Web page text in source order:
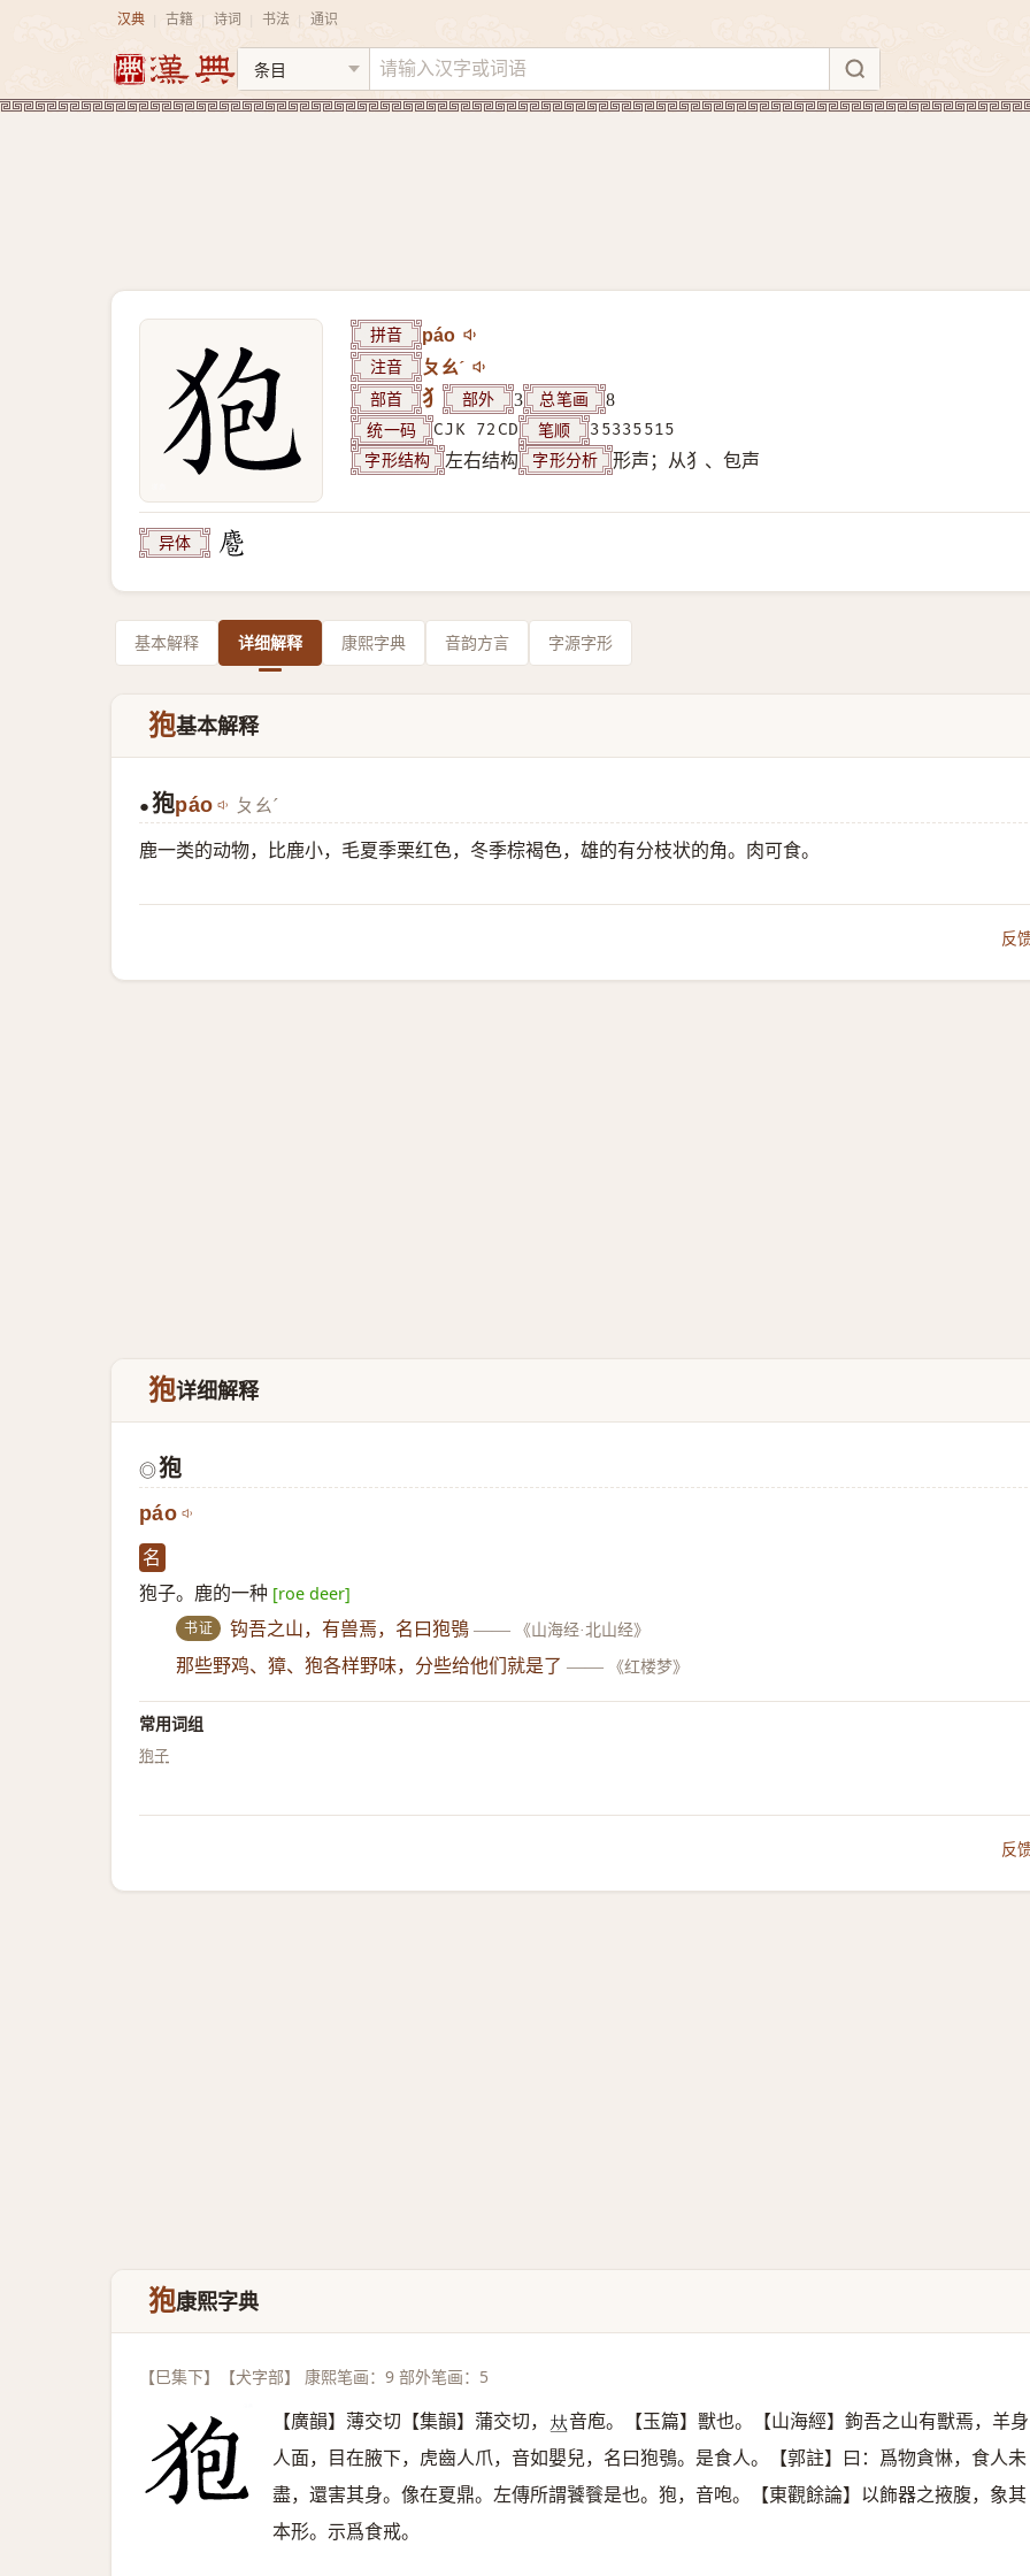
汉典 古籍 诗词 书法 通识
拼音 páo
注音 ㄆㄠˊ
部首 犭 部外 3 总笔画 8
统一码 CJK 72CD 笔顺 35335515
字形结构 左右结构 字形分析 形声；从犭、包声
异体
基本解释 详细解释 康熙字典 音韵方言 字源字形
狍基本解释
● 狍páo ㄆㄠˊ
鹿一类的动物，比鹿小，毛夏季栗红色，冬季棕褐色，雄的有分枝状的角。肉可食。
反
狍详细解释
◎狍
páo
名
狍子。鹿的一种 [roe deer]
书证 钩吾之山，有兽焉，名曰狍鴞 —— 《山海经·北山经》
那些野鸡、獐、狍各样野味，分些给他们就是了 —— 《红楼梦》
常用词组
狍子
反
狍康熙字典
【巳集下】【犬字部】 康熙笔画：9 部外笔画：5
【廣韻】薄交切【集韻】蒲交切， 𠀤音庖。【玉篇】獸也。【山海經】鉤吾之山有獸焉，羊身
人面，目在腋下，虎齒人爪，音如嬰兒，名曰狍鴞。是食人。【郭註】曰：爲物貪惏，食人未
盡，還害其身。像在夏鼎。左傳所謂饕餮是也。狍，音咆。【東觀餘論】以飾器之掖腹，象其
本形。示爲食戒。